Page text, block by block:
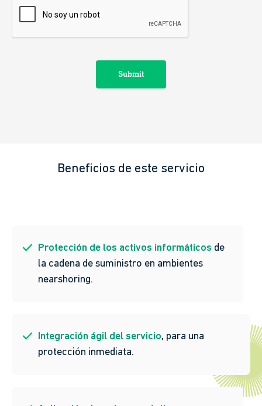
privacidad
Beneficios de este servicio
Protección de los activos informáticos de
la cadena de suministro en ambientes
nearshoring.
Integración ágil del servicio, para una
protección inmediata.